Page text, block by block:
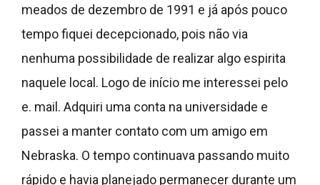
meados de dezembro de 1991 e já após pouco
tempo fiquei decepcionado, pois não via
nenhuma possibilidade de realizar algo espirita
naquele local. Logo de início me interessei pelo
e. mail. Adquiri uma conta na universidade e
passei a manter contato com um amigo em
Nebraska. O tempo continuava passando muito
rápido e havia planejado permanecer durante um